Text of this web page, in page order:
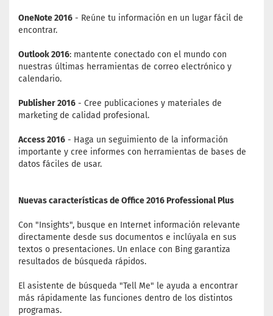
OneNote 2016 - Reúne tu información en un lugar fácil de
encontrar.
Outlook 2016: mantente conectado con el mundo con
nuestras últimas herramientas de correo electrónico y
calendario.
Publisher 2016 - Cree publicaciones y materiales de
marketing de calidad profesional.
Access 2016 - Haga un seguimiento de la información
importante y cree informes con herramientas de bases de
datos fáciles de usar.
Nuevas características de Office 2016 Professional Plus
Con "Insights", busque en Internet información relevante
directamente desde sus documentos e inclúyala en sus
textos o presentaciones. Un enlace con Bing garantiza
resultados de búsqueda rápidos.
El asistente de búsqueda "Tell Me" le ayuda a encontrar
más rápidamente las funciones dentro de los distintos
programas.